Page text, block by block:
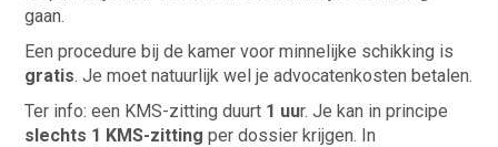
gaan.
Een procedure bij de kamer voor minnelijke schikking is
gratis. Je moet natuurlijk wel je advocatenkosten betalen.
Ter info: een KMS-zitting duurt 1 uur. Je kan in principe
slechts 1 KMS-zitting per dossier krijgen. In